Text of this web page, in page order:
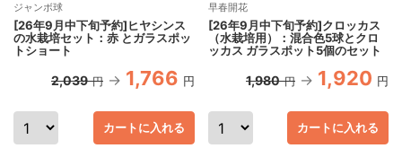
ジャンボ球
[26年9月中下旬予約]ヒヤシンス
の水栽培セット：赤 とガラスポッ
トショート
2,039 円 1,766 円
カートに入れる
早春開花
[26年9月中下旬予約]クロッカス
（水栽培用）：混合色5球とクロ
ッカス ガラスポット5個のセット
1,980 円 1,920 円
カートに入れる